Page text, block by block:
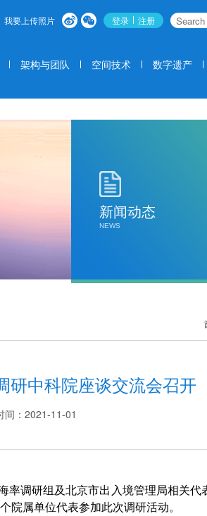
我要上传照片 登录 注册
架构与团队 空间技术 数字遗产
新闻动态
NEWS
研中科院座谈交流会召开
间：2021-11-01
率调研组及北京市出入境管理局相关代
属单位代表参加此次调研活动。